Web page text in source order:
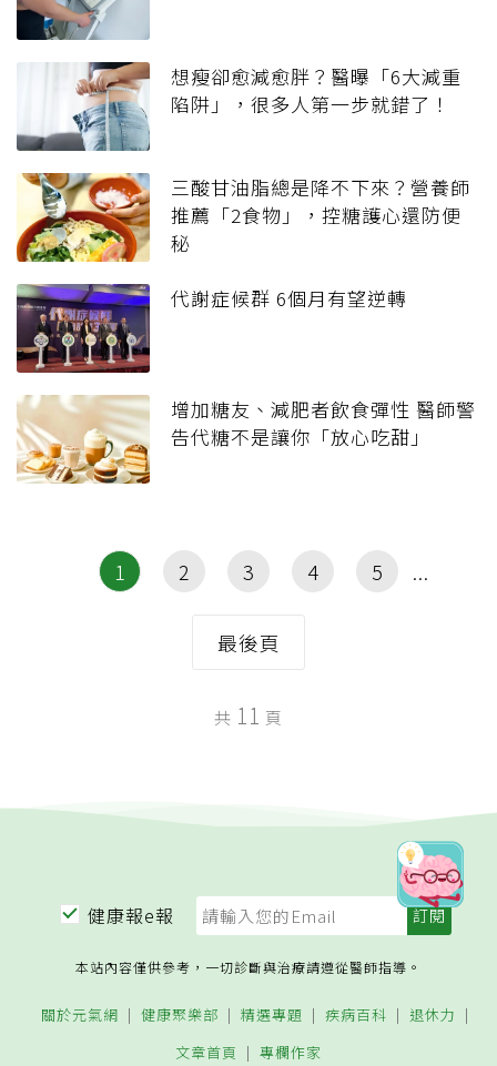
想瘦卻愈減愈胖？醫曝「6大減重
陷阱」，很多人第一步就錯了！
三酸甘油脂總是降不下來？營養師
推薦「2食物」，控糖護心還防便
秘
代謝症候群 6個月有望逆轉
增加糖友、減肥者飲食彈性 醫師警
告代糖不是讓你「放心吃甜」
1 2 3 4 5
最後頁
共 11 頁
健康報e報
本站內容僅供參考，一切診斷與治療請遵從醫師指導。
關於元氣網 健康聚樂部 精選專題 疾病百科
退休力
文章首頁
專欄作家